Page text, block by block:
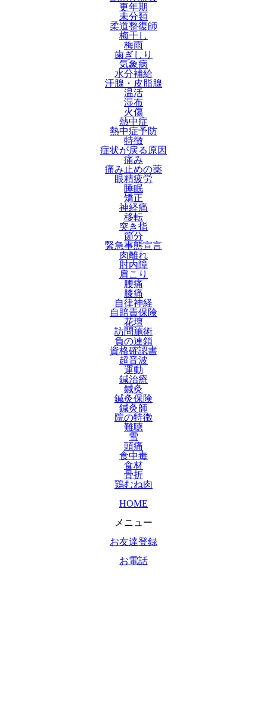
更年期
未分類
柔道整復師
梅干し
梅雨
歯ぎしり
気象病
水分補給
汗腺・皮脂腺
温活
湿布
火傷
熱中症
熱中症予防
特徴
症状が戻る原因
痛み
痛み止めの薬
眼精疲労
睡眠
矯正
神経痛
移転
突き指
節分
緊急事態宣言
肉離れ
肘内障
肩こり
腰痛
膝痛
自律神経
自賠責保険
花壇
訪問施術
負の連鎖
資格確認書
超音波
運動
鍼治療
鍼灸
鍼灸保険
鍼灸師
院の特徴
難聴
雪
頭痛
食中毒
食材
骨折
鶏むね肉
HOME
メニュー
お友達登録
お電話